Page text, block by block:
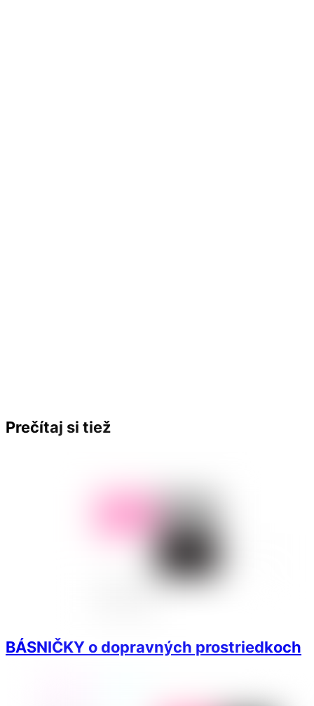
Prečítaj si tiež
BÁSNIČKY o dopravných prostriedkoch